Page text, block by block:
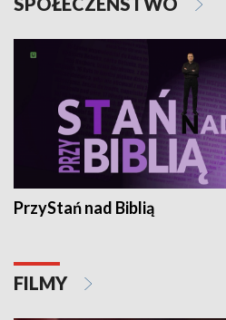
PrzyStań nad Biblią
FILMY